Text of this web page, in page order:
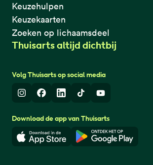
Keuzehulpen
Keuzekaarten
Zoeken op lichaamsdeel
Thuisarts altijd dichtbij
Volg Thuisarts op social media
InstagramFacebook
LinkedInTikTokYoutube
Download de app van Thuisarts
Download in de App Store
Download